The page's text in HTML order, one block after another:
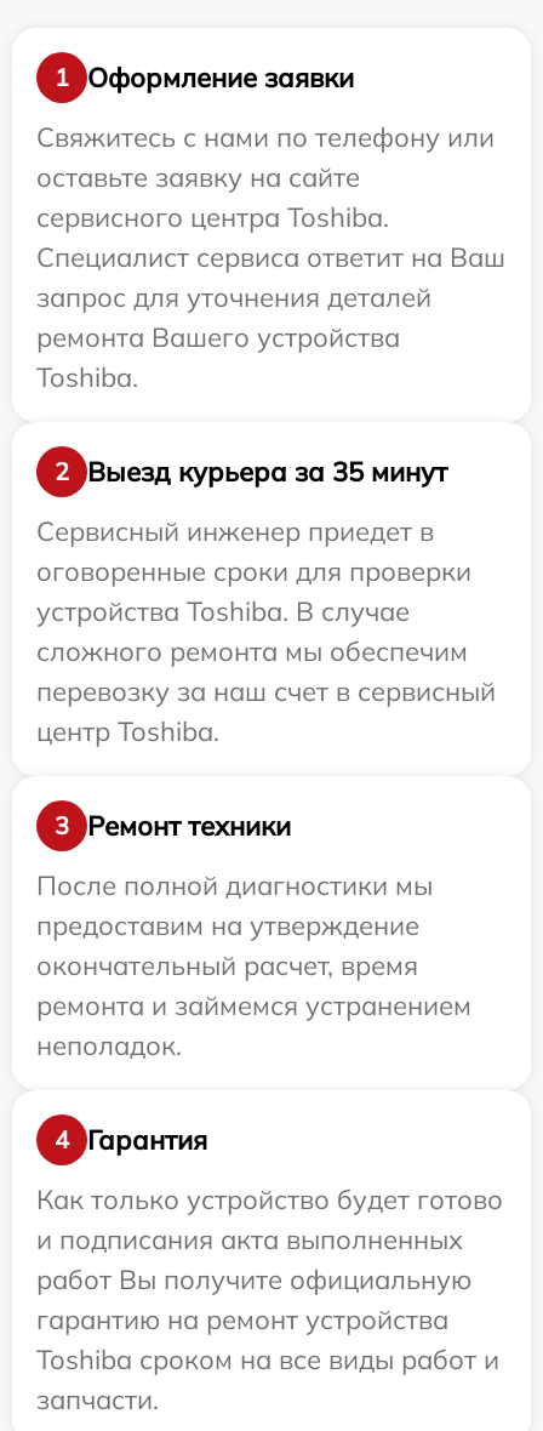
1
Оформление заявки
Свяжитесь с нами по телефону или
оставьте заявку на сайте
сервисного центра Toshiba.
Специалист сервиса ответит на Ваш
запрос для уточнения деталей
ремонта Вашего устройства
Toshiba.
2
Выезд курьера за 35 минут
Сервисный инженер приедет в
оговоренные сроки для проверки
устройства Toshiba. В случае
сложного ремонта мы обеспечим
перевозку за наш счет в сервисный
центр Toshiba.
3
Ремонт техники
После полной диагностики мы
предоставим на утверждение
окончательный расчет, время
ремонта и займемся устранением
неполадок.
4
Гарантия
Как только устройство будет готово
и подписания акта выполненных
работ Вы получите официальную
гарантию на ремонт устройства
Toshiba сроком на все виды работ и
запчасти.